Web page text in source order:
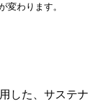
変わります。
した、サステナ